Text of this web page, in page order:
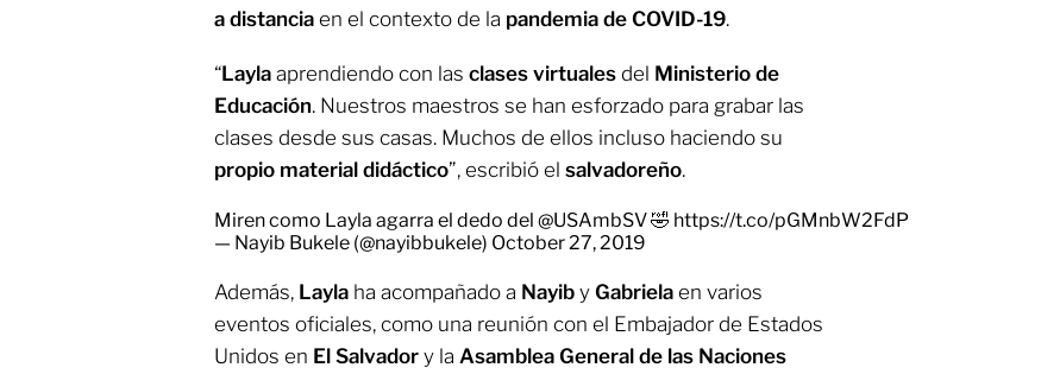
a distancia en el contexto de la pandemia de COVID-19.
“Layla aprendiendo con las clases virtuales del Ministerio de
Educación. Nuestros maestros se han esforzado para grabar las
clases desde sus casas. Muchos de ellos incluso haciendo su
propio material didáctico”, escribió el salvadoreño.
Miren como Layla agarra el dedo del @USAmbSV🤣 https://t.co/pGMnbW2FdP
— Nayib Bukele (@nayibbukele) October 27, 2019
Además, Layla ha acompañado a Nayib y Gabriela en varios
eventos oficiales, como una reunión con el Embajador de Estados
Unidos en El Salvador y la Asamblea General de las Naciones